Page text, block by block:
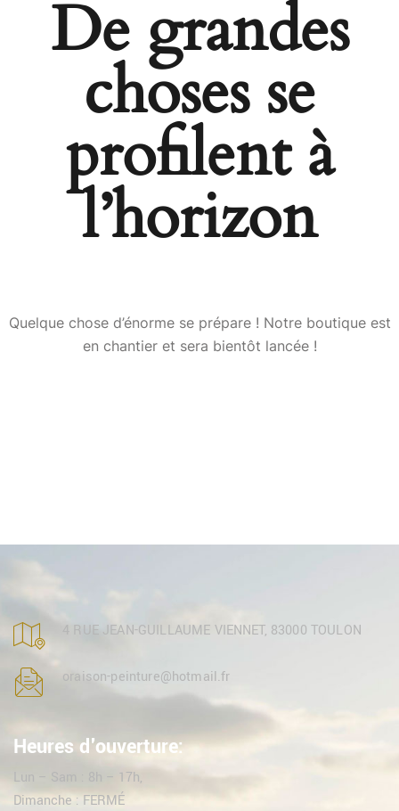
De grandes
choses se
profilent à
l’horizon
Quelque chose d’énorme se prépare ! Notre boutique est
en chantier et sera bientôt lancée !
4 RUE JEAN-GUILLAUME VIENNET, 83000 TOULON
oraison-peinture@hotmail.fr
Heures d'ouverture:
Lun – Sam : 8h – 17h,
Dimanche : FERMÉ